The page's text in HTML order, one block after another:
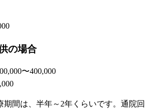
の場合
〜400,000
期間は、半年～2年くらいです。通院回